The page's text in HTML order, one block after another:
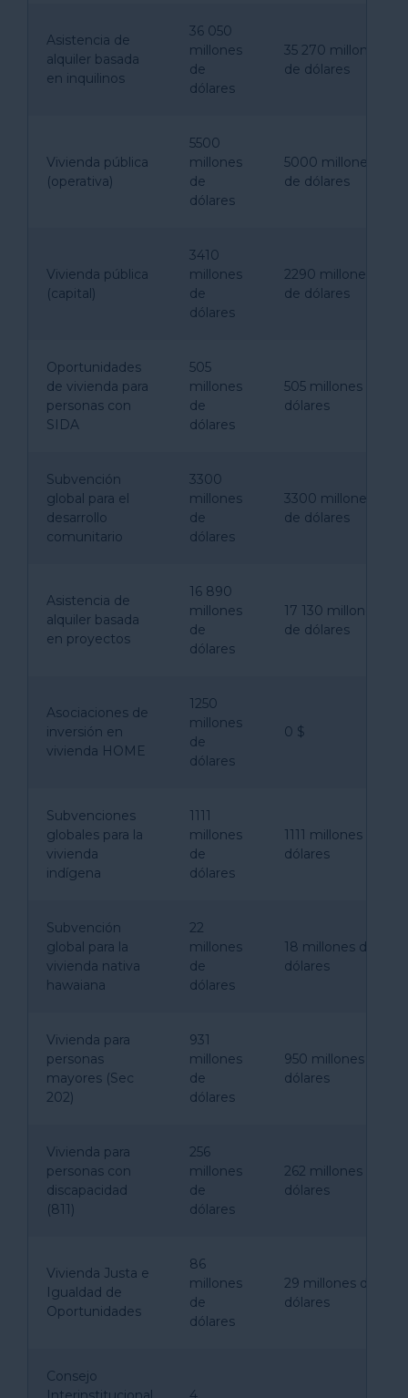
Asistencia de
alquiler basada
en inquilinos
36 050
millones
de
dólares
35 270 millones
de dólares
Vivienda pública
(operativa)
5500
millones
de
dólares
5000 millones
de dólares
Vivienda pública
(capital)
3410
millones
de
dólares
2290 millones
de dólares
Oportunidades
de vivienda para
personas con
SIDA
505
millones
de
dólares
505 millones de
dólares
Subvención
global para el
desarrollo
comunitario
3300
millones
de
dólares
3300 millones
de dólares
Asistencia de
alquiler basada
en proyectos
16 890
millones
de
dólares
17 130 millones
de dólares
Asociaciones de
inversión en
vivienda HOME
1250
millones
de
dólares
0 $
Subvenciones
globales para la
vivienda
indígena
1111
millones
de
dólares
1111 millones de
dólares
Subvención
global para la
vivienda nativa
hawaiana
22
millones
de
dólares
18 millones de
dólares
Vivienda para
personas
mayores (Sec
202)
931
millones
de
dólares
950 millones de
dólares
Vivienda para
personas con
discapacidad
(811)
256
millones
de
dólares
262 millones de
dólares
Vivienda Justa e
Igualdad de
Oportunidades
86
millones
de
dólares
29 millones de
dólares
Consejo